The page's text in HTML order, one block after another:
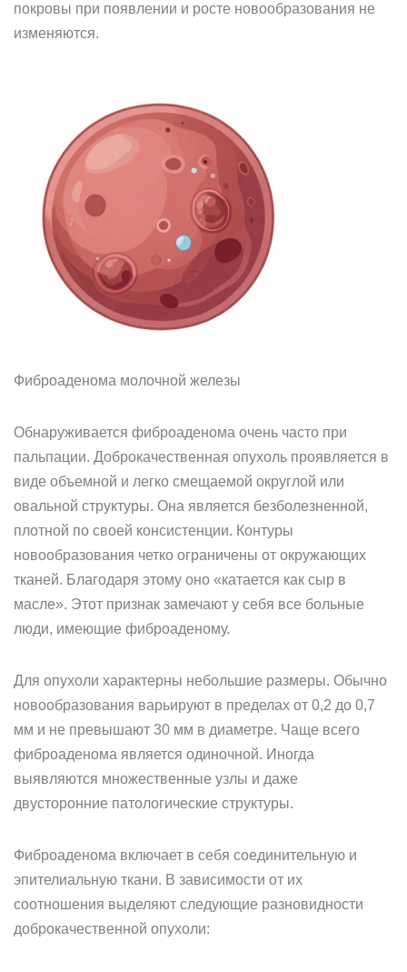
покровы при появлении и росте новообразования не
изменяются.
Фиброаденома молочной железы
Обнаруживается фиброаденома очень часто при
пальпации. Доброкачественная опухоль проявляется в
виде объемной и легко смещаемой округлой или
овальной структуры. Она является безболезненной,
плотной по своей консистенции. Контуры
новообразования четко ограничены от окружающих
тканей. Благодаря этому оно «катается как сыр в
масле». Этот признак замечают у себя все больные
люди, имеющие фиброаденому.
Для опухоли характерны небольшие размеры. Обычно
новообразования варьируют в пределах от 0,2 до 0,7
мм и не превышают 30 мм в диаметре. Чаще всего
фиброаденома является одиночной. Иногда
выявляются множественные узлы и даже
двусторонние патологические структуры.
Фиброаденома включает в себя соединительную и
эпителиальную ткани. В зависимости от их
соотношения выделяют следующие разновидности
доброкачественной опухоли: